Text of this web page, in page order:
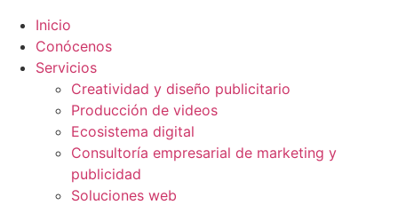
Inicio
Conócenos
Servicios
Creatividad y diseño publicitario
Producción de videos
Ecosistema digital
Consultoría empresarial de marketing y
publicidad
Soluciones web